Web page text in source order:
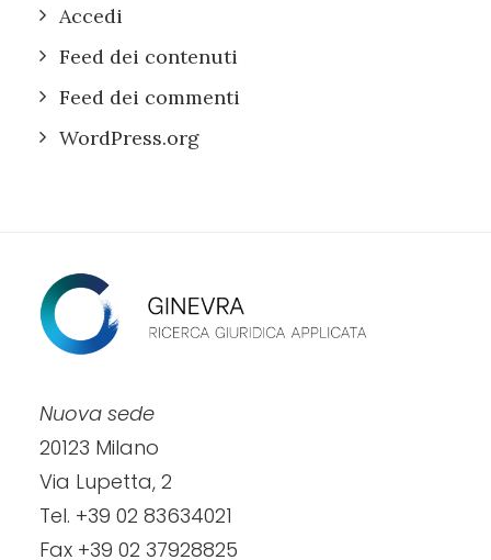
Accedi
Feed dei contenuti
Feed dei commenti
WordPress.org
Nuova sede
20123 Milano
Via Lupetta, 2
Tel. +39 02 83634021
Fax +39 02 37928825